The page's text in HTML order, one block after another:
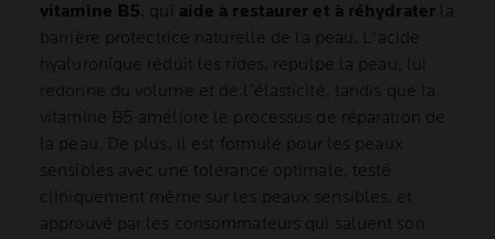
vitamine B5 , qui aide à restaurer et à réhydraterla
barrière protectrice naturelle de la peau. L'acide
hyaluronique réduit les rides, repulpe la peau, lui
redonne du volume et de l’élasticité, tandis que la
vitamine B5 améliore le processus de réparation de
la peau. De plus, il est formulé pour les peaux
sensibles avec une tolérance optimale, testé
cliniquement même sur les peaux sensibles, et
approuvé par les consommateurs qui saluent son